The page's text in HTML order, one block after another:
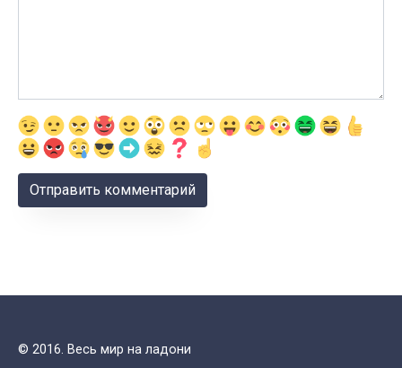
© 2016. Весь мир на ладони